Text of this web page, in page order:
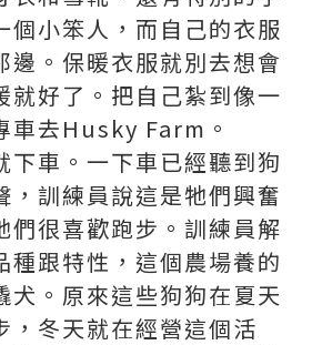
個小笨人，而自己的衣服
邊。保暖衣服就別去想會
就好了。把自己紮到像一
車去Husky Farm。
下車。一下車已經聽到狗
，訓練員說這是牠們興奮
們很喜歡跑步。訓練員解
種跟特性，這個農場養的
犬。原來這些狗狗在夏天
，冬天就在經營這個活